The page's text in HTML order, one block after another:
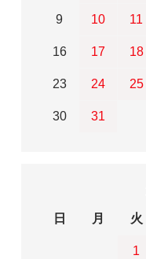
9 10 11
16 17 18
23 24 25
30 31
日
月 火
1